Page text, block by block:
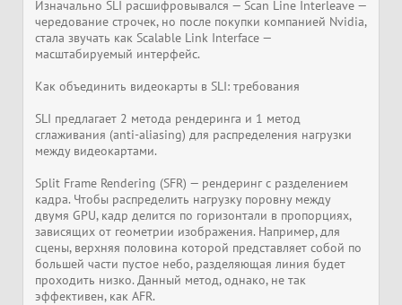
Изначально SLI расшифровывался — Scan Line Interleave —
чередование строчек, но после покупки компанией Nvidia,
стала звучать как Scalable Link Interface —
масштабируемый интерфейс.
Как объединить видеокарты в SLI: требования
SLI предлагает 2 метода рендеринга и 1 метод
сглаживания (anti-aliasing) для распределения нагрузки
между видеокартами.
Split Frame Rendering (SFR) — рендеринг с разделением
кадра. Чтобы распределить нагрузку поровну между
двумя GPU, кадр делится по горизонтали в пропорциях,
зависящих от геометрии изображения. Например, для
сцены, верхняя половина которой представляет собой по
большей части пустое небо, разделяющая линия будет
проходить низко. Данный метод, однако, не так
эффективен, как AFR.